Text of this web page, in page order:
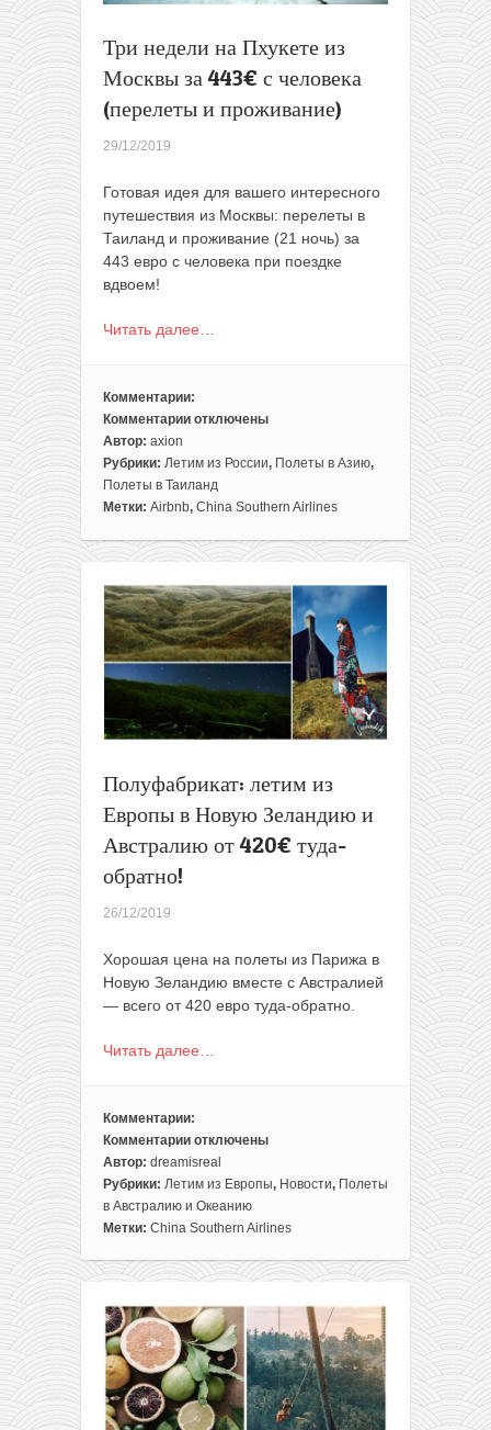
Три недели на Пхукете из
Москвы за 443€ с человека
(перелеты и проживание)
29/12/2019
Готовая идея для вашего интересного
путешествия из Москвы: перелеты в
Таиланд и проживание (21 ночь) за
443 евро с человека при поездке
вдвоем!
Читать далее…
Комментарии:
Комментарии
к
записи
Три
недели
Москвы
за
443€
с
человека
(перелеты
и
отключены
Автор: axion
Рубрики: Летим из России, Полеты в Азию,
Полеты в Таиланд
Метки: Airbnb, China Southern Airlines
Полуфабрикат: летим из
Европы в Новую Зеландию и
Австралию от 420€ туда-
обратно!
26/12/2019
Хорошая цена на полеты из Парижа в
Новую Зеландию вместе с Австралией
— всего от 420 евро туда-обратно.
Читать далее…
Комментарии:
Комментарии
к
записи
Полуфабрикат:
летим
Европы
Новую
Зеландию
и
Австралию
от
420€
отключены
Автор: dreamisreal
Рубрики: Летим из Европы, Новости, Полеты
в Австралию и Океанию
Метки: China Southern Airlines